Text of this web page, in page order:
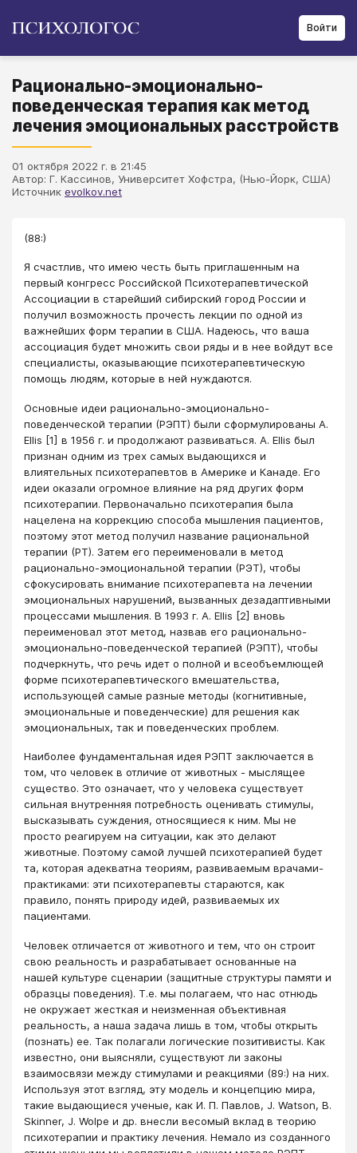
Войти
Рационально-эмоционально-
поведенческая терапия как метод
лечения эмоциональных расстройств
01 октября 2022 г. в 21:45
Автор: Г. Кассинов, Университет Хофстра, (Нью-Йорк, США)
Источник evolkov.net
(88:)
Я счастлив, что имею честь быть приглашенным на
первый конгресс Российской Психотерапевтической
Ассоциации в старейший сибирский город России и
получил возможность прочесть лекции по одной из
важнейших форм терапии в США. Надеюсь, что ваша
ассоциация будет множить свои ряды и в нее войдут все
специалисты, оказывающие психотерапевтическую
помощь людям, которые в ней нуждаются.
Основные идеи рационально-эмоционально-
поведенческой терапии (РЭПТ) были сформулированы А.
Ellis [1] в 1956 г. и продолжают развиваться. А. Ellis был
признан одним из трех самых выдающихся и
влиятельных психотерапевтов в Америке и Канаде. Его
идеи оказали огромное влияние на ряд других форм
психотерапии. Первоначально психотерапия была
нацелена на коррекцию способа мышления пациентов,
поэтому этот метод получил название рациональной
терапии (РТ). Затем его переименовали в метод
рационально-эмоциональной терапии (РЭТ), чтобы
сфокусировать внимание психотерапевта на лечении
эмоциональных нарушений, вызванных дезадаптивными
процессами мышления. В 1993 г. А. Ellis [2] вновь
переименовал этот метод, назвав его рационально-
эмоционально-поведенческой терапией (РЭПТ), чтобы
подчеркнуть, что речь идет о полной и всеобъемлющей
форме психотерапевтического вмешательства,
использующей самые разные методы (когнитивные,
эмоциональные и поведенческие) для решения как
эмоциональных, так и поведенческих проблем.
Наиболее фундаментальная идея РЭПТ заключается в
том, что человек в отличие от животных - мыслящее
существо. Это означает, что у человека существует
сильная внутренняя потребность оценивать стимулы,
высказывать суждения, относящиеся к ним. Мы не
просто реагируем на ситуации, как это делают
животные. Поэтому самой лучшей психотерапией будет
та, которая адекватна теориям, развиваемым врачами-
практиками: эти психотерапевты стараются, как
правило, понять природу идей, развиваемых их
пациентами.
Человек отличается от животного и тем, что он строит
свою реальность и разрабатывает основанные на
нашей культуре сценарии (защитные структуры памяти и
образцы поведения). Т.е. мы полагаем, что нас отнюдь
не окружает жесткая и неизменная объективная
реальность, а наша задача лишь в том, чтобы открыть
(познать) ее. Так полагали логические позитивисты. Как
известно, они выясняли, существуют ли законы
взаимосвязи между стимулами и реакциями (89:) на них.
Используя этот взгляд, эту модель и концепцию мира,
такие выдающиеся ученые, как И. П. Павлов, J. Watson, В.
Skinner, J. Wolpe и др. внесли весомый вклад в теорию
психотерапии и практику лечения. Немало из созданного